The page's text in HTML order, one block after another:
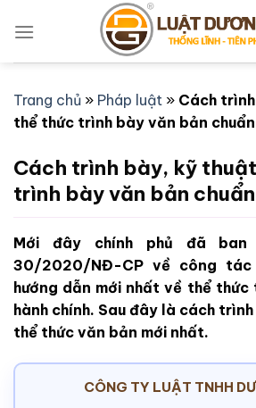
qua
Trang chủ » Pháp luật » Cách
thể thức trình bày văn bản chuẩn
Cách trình bày, kỹ
trình bày văn bản chuẩn
Mới đây chính phủ đã ban
30/2020/NĐ-CP về công
hướng dẫn mới nhất về thể
hành chính. Sau đây là cách
thể thức văn bản mới nhất.
CÔNG TY LUẬT TNHH